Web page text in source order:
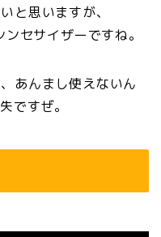
と思いますが、
セサイザーですね。
あんまし使えないん
ですぜ。